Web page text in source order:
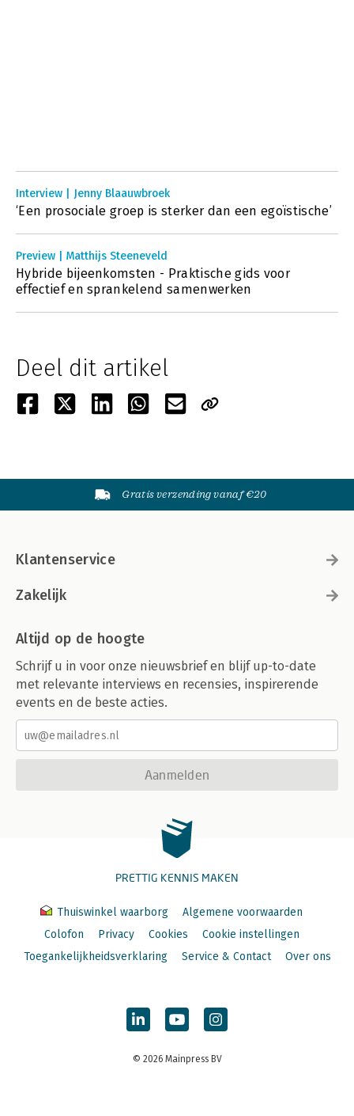
Interview | Jenny Blaauwbroek
‘Een prosociale groep is sterker dan een egoïstische’
Preview | Matthijs Steeneveld
Hybride bijeenkomsten - Praktische gids voor
effectief en sprankelend samenwerken
Deel dit artikel
Gratis verzending vanaf €20
Klantenservice
Zakelijk
Altijd op de hoogte
Schrijf u in voor onze nieuwsbrief en blijf up-to-date
met relevante interviews en recensies, inspirerende
events en de beste acties.
Aanmelden
PRETTIG KENNIS MAKEN
Thuiswinkel waarborg
Algemene voorwaarden
Colofon
Privacy Cookies
Cookie instellingen
Toegankelijkheidsverklaring
Service & Contact Over ons
© 2026 Mainpress BV